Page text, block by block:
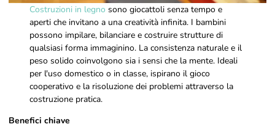
Costruzioni in legno sono giocattoli senza tempo e
aperti che invitano a una creatività infinita. I bambini
possono impilare, bilanciare e costruire strutture di
qualsiasi forma immaginino. La consistenza naturale e il
peso solido coinvolgono sia i sensi che la mente. Ideali
per l'uso domestico o in classe, ispirano il gioco
cooperativo e la risoluzione dei problemi attraverso la
costruzione pratica.
Benefici chiave